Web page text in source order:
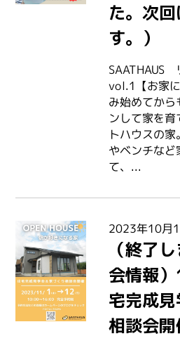
た。次
す。）
SAATHAUS
vol.1【お家
み始めてから
ンして家を
トハウスの
やベンチな
て、...
2023年10月
（終了
会情報
宅完成
相談会